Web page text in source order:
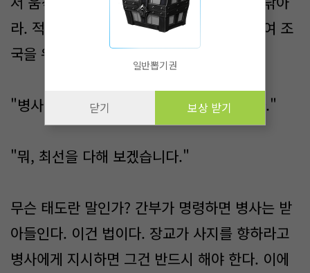
라. 적을 준비하고 말살해라. 명령에 복종하여 조
국을 위해 목숨을 바쳐라.
"병사, 일이 끝나면 시체들을 치우도록 해라."
"뭐, 최선을 다해 보겠습니다."
무슨 태도란 말인가? 간부가 명령하면 병사는 받
아들인다. 이건 법이다. 장교가 사지를 향하라고
병사에게 지시하면 그건 반드시 해야 한다. 이에
일반뽑기권
닫기 보상 받기